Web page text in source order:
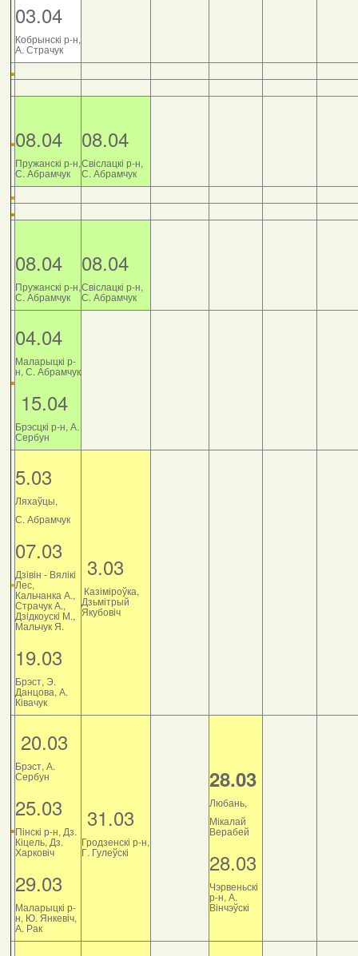
03.04
Кобрынскі р-н,
А. Страчук
08.04
Пружанскі р-н,
С. Абрамчук
08.04
Свіслацкі р-н,
С. Абрамчук
08.04
Пружанскі р-н,
С. Абрамчук
08.04
Свіслацкі р-н,
С. Абрамчук
04.04
Маларыцкі р-
н, С. Абрамчук
15.04
Брэсцкі р-н, А.
Сербун
5.03
Ляхаўцы,
С. Абрамчук
07.03
Дзiвiн - Вялiкi
Лес,
Кальчанка А.,
Страчук А.,
Дзiдкоускi М.,
Мальчук Я.
19.03
Брэст, Э.
Данцова, А.
Ківачук
3.03
Казіміроўка,
Дзьмітрый
Якубовіч
20.03
Брэст, А.
Сербун
25.03
Пінскі р-н, Дз.
Кіцель, Дз.
Харковіч
29.03
Маларыцкі р-
н, Ю. Янкевіч,
А. Рак
31.03
Гродзенскі р-н,
Г. Гулеўскі
28.03
Любань,
Мікалай
Верабей
28.03
Чэрвеньскі
р-н, А.
Вінчэўскі